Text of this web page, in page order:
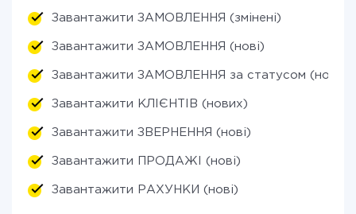
Завантажити ЗАМОВЛЕННЯ (змінені)
Завантажити ЗАМОВЛЕННЯ (нові)
Завантажити ЗАМОВЛЕННЯ за статусом (нові)
Завантажити КЛІЄНТІВ (нових)
Завантажити ЗВЕРНЕННЯ (нові)
Завантажити ПРОДАЖІ (нові)
Завантажити РАХУНКИ (нові)